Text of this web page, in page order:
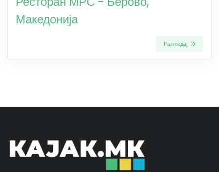
Македонија
Разгледај